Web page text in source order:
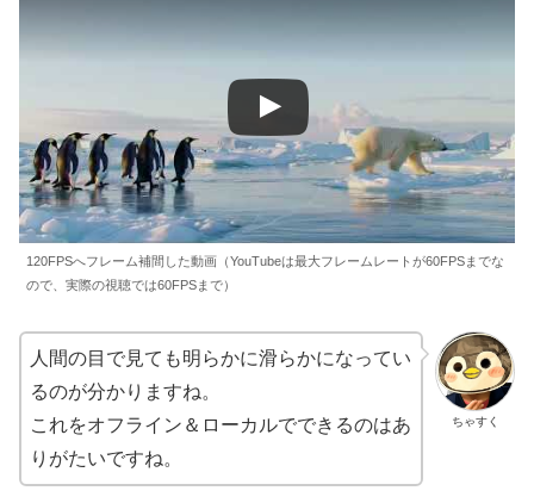
120FPSへフレーム補間した動画（YouTubeは最大フレームレートが60FPSまでな
ので、実際の視聴では60FPSまで）
ちゃすく
人間の目で見ても明らかに滑らかになってい
るのが分かりますね。
これをオフライン＆ローカルでできるのはあ
りがたいですね。